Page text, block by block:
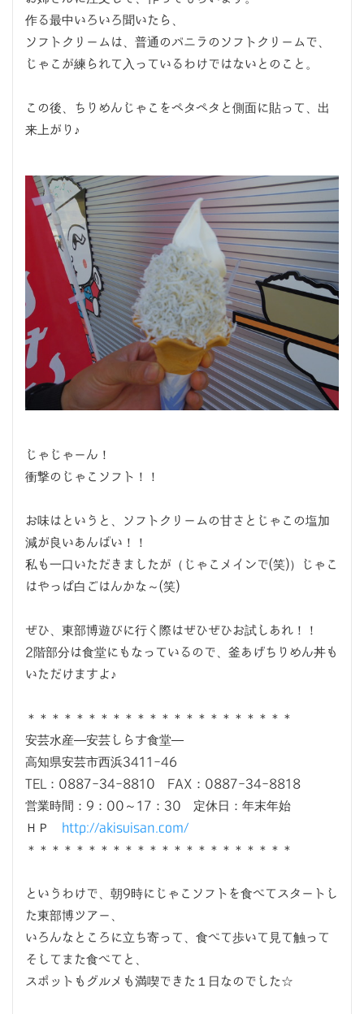
作る最中いろいろ聞いたら、
ソフトクリームは、普通のバニラのソフトクリームで、
じゃこが練られて入っているわけではないとのこと。
この後、ちりめんじゃこをペタペタと側面に貼って、出
来上がり♪
じゃじゃーん！
衝撃のじゃこソフト！！
お味はというと、ソフトクリームの甘さとじゃこの塩加
減が良いあんばい！！
私も一口いただきましたが（じゃこメインで(笑)）じゃこ
はやっぱ白ごはんかな～(笑)
ぜひ、東部博遊びに行く際はぜひぜひお試しあれ！！
2階部分は食堂にもなっているので、釜あげちりめん丼も
いただけますよ♪
＊＊＊＊＊＊＊＊＊＊＊＊＊＊＊＊＊＊＊＊＊＊
安芸水産―安芸しらす食堂―
高知県安芸市西浜3411-46
TEL：0887-34-8810 FAX：0887-34-8818
営業時間：9：00～17：30 定休日：年末年始
ＨＰ
http://akisuisan.com/
＊＊＊＊＊＊＊＊＊＊＊＊＊＊＊＊＊＊＊＊＊＊
というわけで、朝9時にじゃこソフトを食べてスタートし
た東部博ツアー、
いろんなところに立ち寄って、食べて歩いて見て触って
そしてまた食べてと、
スポットもグルメも満喫できた１日なのでした☆